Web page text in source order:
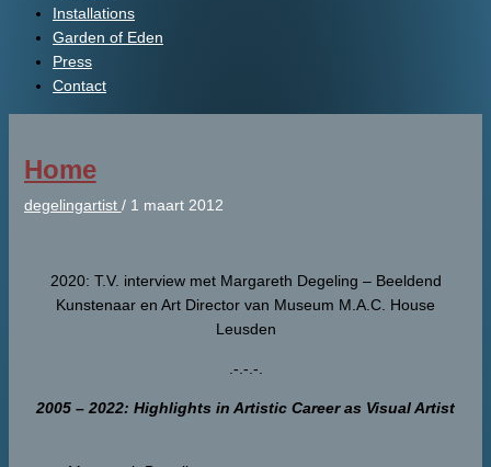
Installations
Garden of Eden
Press
Contact
Home
degelingartist / 1 maart 2012
2020: T.V. interview met Margareth Degeling – Beeldend
Kunstenaar en Art Director van Museum M.A.C. House
Leusden
.-.-.-.
2005 – 2022: Highlights in Artistic Career as Visual Artist